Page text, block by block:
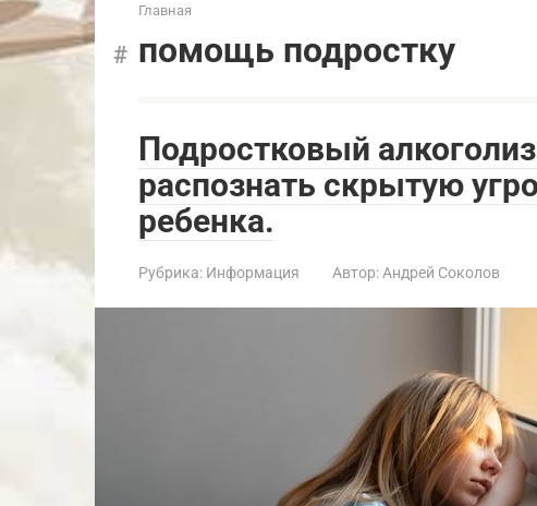
Главная
помощь подростку
Подростковый
распознать скрытую
ребенка.
Рубрика: Информация Автор: Андрей Соколов